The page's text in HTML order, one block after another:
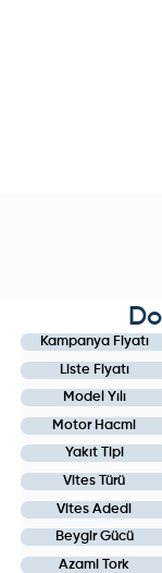
Kampanya Fiyatı
Liste Fiyatı
Model Yılı
Motor Hacmi
Yakıt Tipi
Vites Türü
Vites Adedi
Beygir Gücü
Azami Tork